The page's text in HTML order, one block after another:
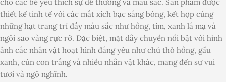
thiết kế tinh tế với các mắt xích bạc sáng bóng, kết hợp cùng
những hạt trang trí đầy màu sắc như hồng, tím, xanh lá mạ và
ngôi sao vàng rực rỡ. Đặc biệt, mặt dây chuyền nổi bật với hình
ảnh các nhân vật hoạt hình đáng yêu như chú thỏ hồng, gấu
xanh, cún con trắng và nhiều nhân vật khác, mang đến sự vui
tươi và ngộ nghĩnh.